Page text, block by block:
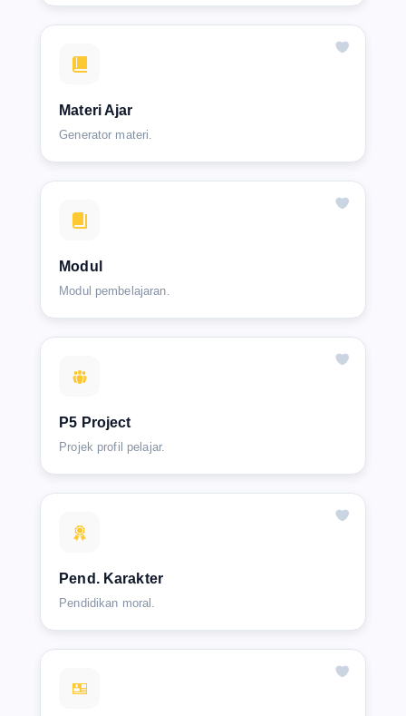
Materi Ajar
Generator materi.
Modul
Modul pembelajaran.
P5 Project
Projek profil pelajar.
Pend. Karakter
Pendidikan moral.